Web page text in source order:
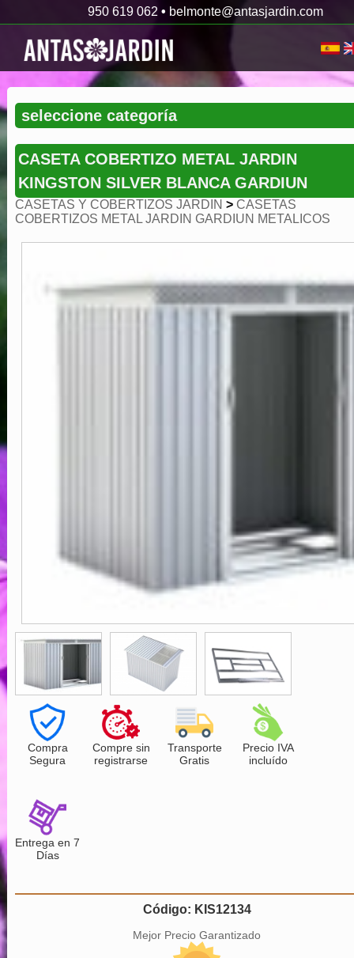
950 619 062 • belmonte@antasjardin.com
CASETA COBERTIZO METAL JARDIN
KINGSTON SILVER BLANCA GARDIUN
CASETAS Y COBERTIZOS JARDIN > CASETAS
COBERTIZOS METAL JARDIN GARDIUN METALICOS
Compra
Segura
Compre sin
registrarse
Transporte
Gratis
Precio IVA
incluído
Entrega en 7
Días
Código: KIS12134
Mejor Precio Garantizado